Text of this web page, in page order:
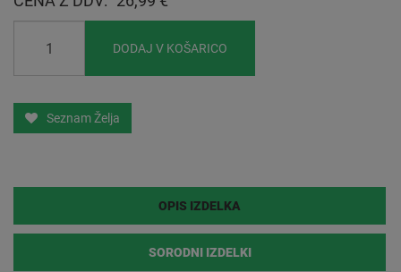
DODAJ V KOŠARICO
Seznam Želja
OPIS IZDELKA
SORODNI IZDELKI